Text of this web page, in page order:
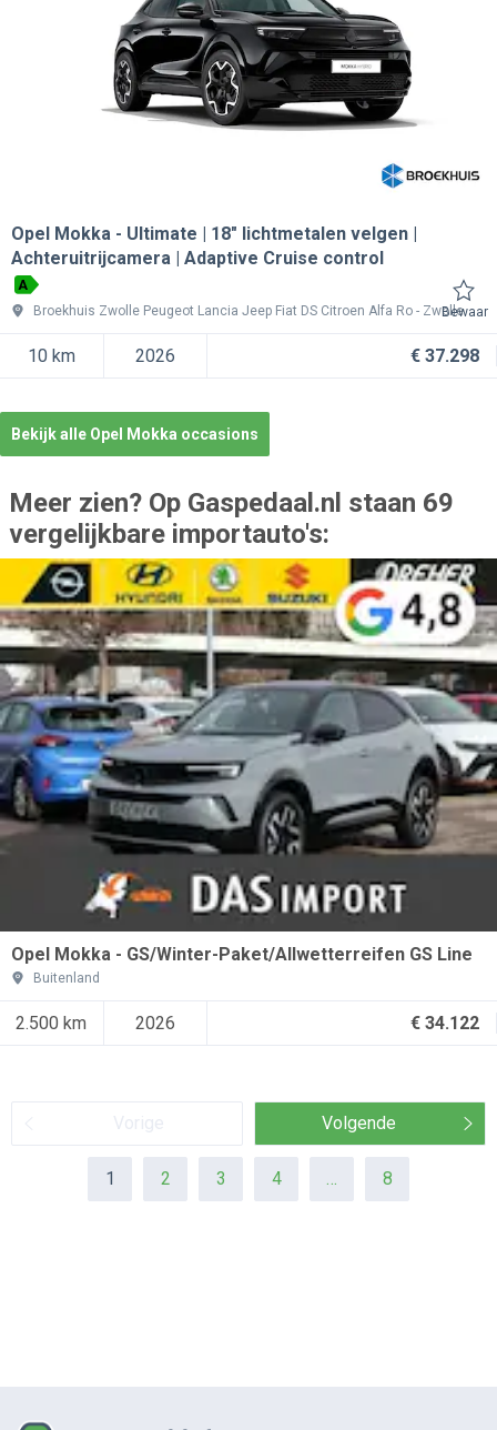
Opel Mokka
Ultimate | 18" lichtmetalen velgen |
Achteruitrijcamera | Adaptive Cruise control
A
Broekhuis Zwolle Peugeot Lancia Jeep Fiat DS Citroen Alfa Ro
ZwolleBewaar
10 km 2026 € 37.298
Bekijk alle Opel Mokka occasions
Meer zien? Op Gaspedaal.nl staan 69
vergelijkbare importauto's:
Opel Mokka - GS/Winter-Paket/Allwetterreifen GS Line
Buitenland
2.500 km 2026 € 34.122
1 2 3 4 … 8
Volgende